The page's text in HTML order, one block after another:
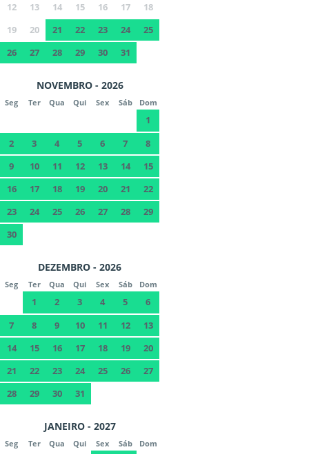
12
13 14 15 16 17
18
19
20 21 22 23 24
25
26
27 28 29 30 31
NOVEMBRO - 2026
Seg Ter Qua Qui Sex Sáb Dom
1
2
3 4 5 6 7
8
9
10 11 12 13 14
15
16
17 18 19 20 21
22
23
24 25 26 27 28
29
30
DEZEMBRO - 2026
Seg Ter Qua Qui Sex Sáb Dom
1 2 3 4 5
6
7
8 9 10 11 12
13
14
15 16 17 18 19
20
21
22 23 24 25 26
27
28
29 30 31
JANEIRO - 2027
Seg Ter Qua Qui Sex Sáb Dom